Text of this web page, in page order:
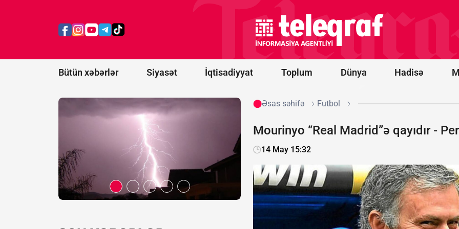
Bütün xəbərlər Siyasət İqtisadiyyat Toplum Dünya Hadisə
nəticəsində
çatıb
idxalına
15 faizlik
gömrük
rüsumu
tətbiq
Əsas səhifə Futbol
Mourinyo “Real Madrid”ə qayıdır -
14 May 15:32